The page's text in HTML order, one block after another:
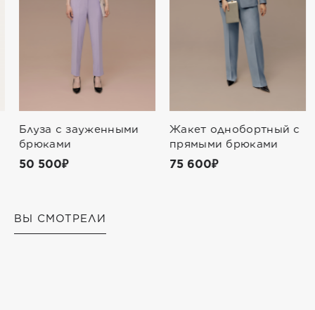
Блуза с зауженными
брюками
50 500₽
Жакет однобортный с
прямыми брюками
75 600₽
ВЫ СМОТРЕЛИ